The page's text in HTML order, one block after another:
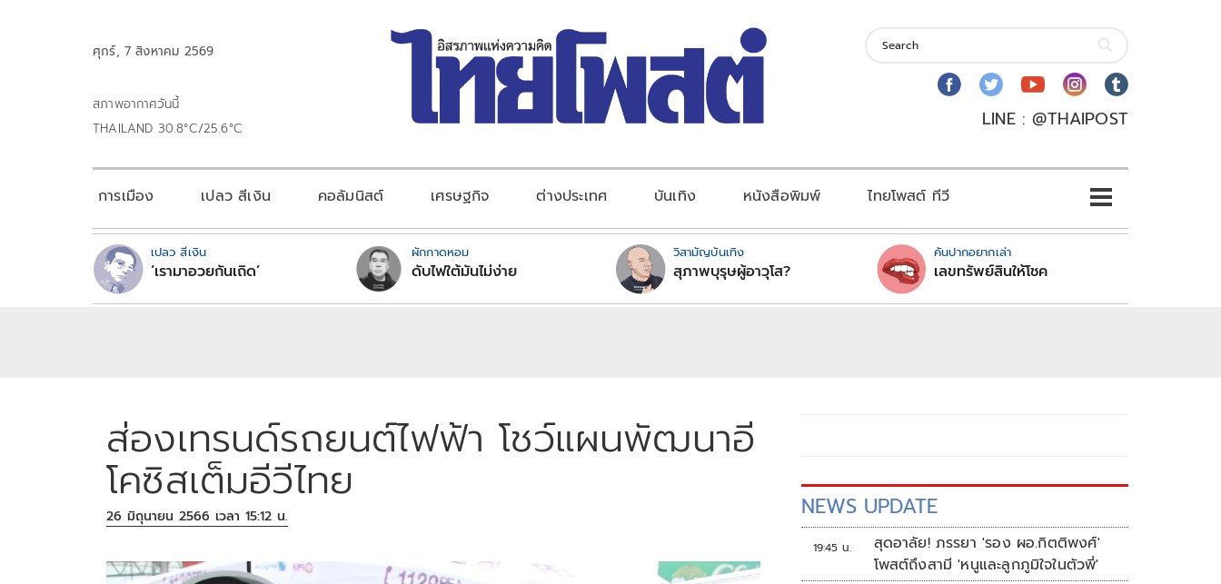
ศุกร์, 7 สิงหาคม 2569
สภาพอากาศวันนี้
THAILAND 30.8°C/25.6°C
LINE : @THAIPOST
การเมือง เปลว สีเงิน คอลัมนิสต์ เศรษฐกิจ ต่างประเทศ บันเทิง หนังสือพิมพ์ ไทยโพสต์ ทีวี
เปลว สีเงิน
‘เรามาอวยกันเถิด’
ผักกาดหอม
ดับไฟใต้มันไม่ง่าย
วิสามัญบันเทิง
สุภาพบุรุษผู้อาวุโส?
คันปากอยากเล่า
เลขทรัพย์สินให้โชค
ส่องเทรนด์รถยนต์ไฟฟ้า โชว์แผนพัฒนาอี
โคซิสเต็มอีวีไทย
26 มิถุนายน 2566 เวลา 15:12 น. NEWS UPDATE
19:45 น.
สุดอาลัย! ภรรยา 'รอง ผอ.กิตติพงศ์'
โพสต์ถึงสามี 'หนูและลูกภูมิใจในตัวพี่'